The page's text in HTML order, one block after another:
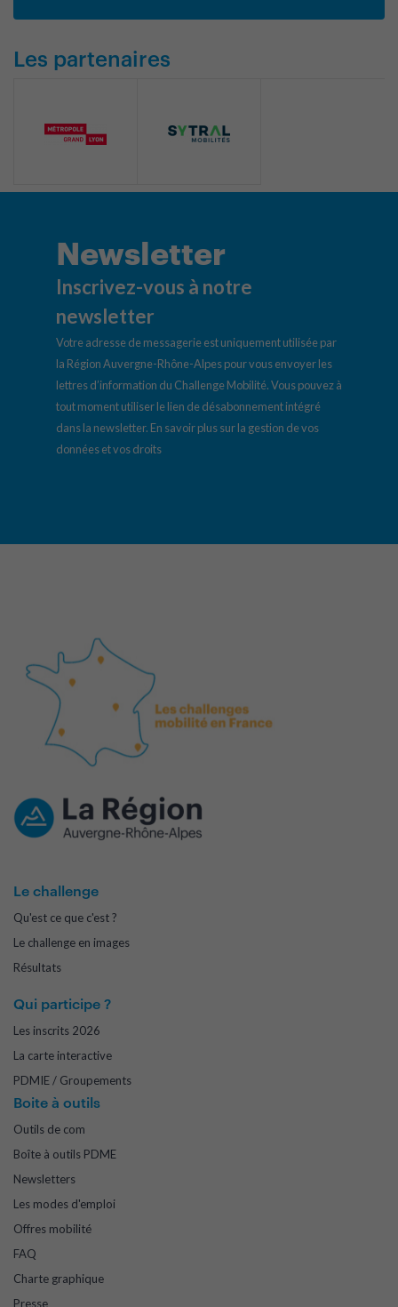
Les partenaires
Newsletter
Inscrivez-vous à notre
newsletter
Votre adresse de messagerie est uniquement utilisée par
la Région Auvergne-Rhône-Alpes pour vous envoyer les
lettres d’information du Challenge Mobilité. Vous pouvez à
tout moment utiliser le lien de désabonnement intégré
dans la newsletter. En savoir plus sur la gestion de vos
données et vos droits
Le challenge
Qu'est ce que c'est ?
Le challenge en images
Résultats
Qui participe ?
Les inscrits 2026
La carte interactive
PDMIE / Groupements
Boite à outils
Outils de com
Boîte à outils PDME
Newsletters
Les modes d'emploi
Offres mobilité
FAQ
Charte graphique
Presse